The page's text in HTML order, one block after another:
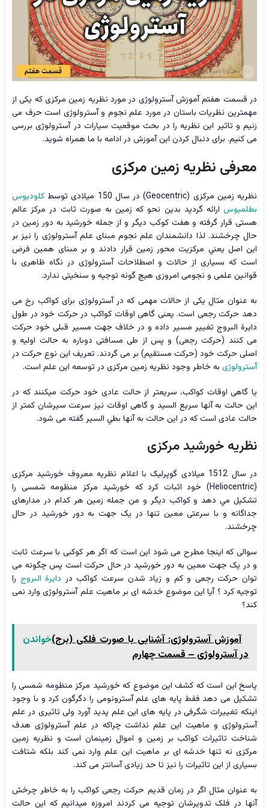
در قسمت هفتم آموزش آسترولوژی در مورد نظریه زمین مرکزی که یکی از
مهمترین نظریات باستان در مورد علم نجوم و آسترولوژی است حرف می
زنیم و تاثیر این نظریه را در بحث موقعیت سیارات در آسترولوژی بررسی
می کنیم. برای دنبال کردن این آموزش در ادامه با ما همراه شوید.
معرفی نظریه زمین مرکزی
نظريه زمین مرکزی (Geocentric) در سال 150 میلادی توسط
كلوديوس
بطلميوس ارائه گرديد بدین نحو که زمین به صورت ثابت در مرکز عالم
هستی قرار گرفته و هفت کوکب دیگر و از جمله خورشید به دور زمین در
حال چرخشند. لذا دانشمندان علم نجوم مبنای علم آسترولوژی را نیز بر
این اصل يعني مرکزيت محور زمین قرار دادند و بر مبنای همین فرض
است که بسیاری از حالات و اصطلاحات آسترولوژی در نگاه ظاهری با
قوانین علمی و نجومی امروزی هیچ گونه توجيه و سنخیتی ندارد.
به عنوان مثال یکی از حالات مهمی که در آسترولوژی برای کواکب رخ می
دهد حرکت رجعی است. يعنى گاهی اوقات کواکب در حرکت خود در طول
دایرة البروج تغيير مسير داده و در خلاف جهت مسیر قبلی خود حرکت
می کنند (حرکت رجعی) و پس از طی مسافتی دوباره به حالت اولیه و
اصلی حرکت خود (حرکت مستقیم) بر می گردند. تعریف این نوع حرکت در
آسترولوژی به خاطر وجود نظریه زمین مرکزی در توسعه این علم است.
یا گاهی اوقات کواکب، سريعتر از حالت عادی خود حرکت میکنند که در
این حالت به آنها سريع السيد و گاهی اوقات نیز سرعت سیرشان کمتر از
حالت عادی است که در این حالت به آنها بطي السير گفته می شود.
نظریه خورشید مرکزی
در سال 1512 میلادی گوپرلیک با اعلام نظریه معروف خورشید مرکزی
(Heliocentric) خود اثبات کرد که خورشيد مركز منظومه شمسی را
تشکيل مي دهد و کواکب دیگر و من جمله زمین هر کدام در مدارهای
جداگانه و با سرعتی معین تنها در یک جهت به دور خورشید در حال
چرخشند.
سوالی که اینجا مطرح می شود این است که اگر هر کوکبی با سرعت ثابت
و در یک جهت معین به دور خورشید در حال حرکت است پس چگونه می
توان حرکت رجعی و کم و زیاد شدن سرعت کواکب در دایرة البروج را
توجیه کرد ؟ آیا این موضوع خدشه ای بر ماهیت علم آسترولوژی وارد نمی
کند؟
خواندنآموزش آسترولوژی: آشنایی با صورت فلکی (برج)
در آسترولوژی – قسمت چهارم
پاسخ این است که کشف این موضوع که خورشید مرکز منظومه شمسی را
تشکیل می دهد فقط پایه های علم آسترونومی را دگرگون کرد و با وجود
اینکه تغییرات شگرفی در پایه های این علم پدید آورد ولی تاثیری در علم
آسترولوژی و ماهیت این علم نداشت چراکه در علم آسترولوژی هدف
شناخت تاثیرات کواکب بر زمین و اموال زمینمان است و نظريه زمین
مرکزی نه تنها خدشه ای بر ماهیت این علم وارد نمی کند بلکه شتافت
بسیاری از این تاثیرات را نیز تا حد زیادی آسانتر می کند.
به عنوان مثال اگر در زمان قدیم حرکت رجعی کواکب را به خاطر چرخش
آنها در فلک تدويرشان توجيه می کردند امروزه میدانیم که این حالت